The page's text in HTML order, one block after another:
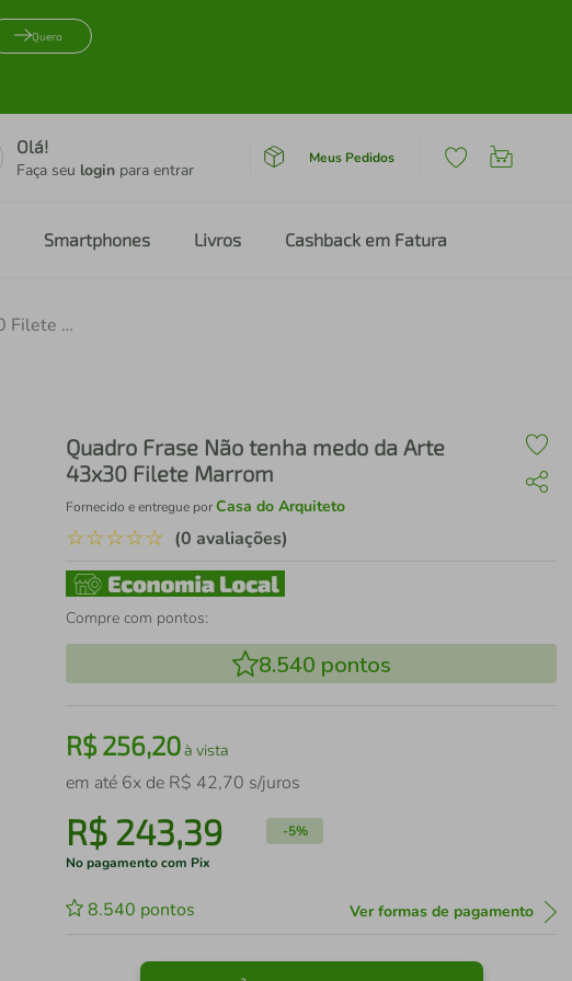
Quero
Olá!
Faça seu login para entrar
Meus Pedidos
Smartphones Livros Cashback em Fatura
Quadro Frase Não tenha medo da Arte 43x30 Filete Marrom
Quadro Frase Não tenha medo da Arte
43x30 Filete Marrom
Fornecido e entregue porCasa do Arquiteto
☆☆☆☆☆ (0 avaliações)
Compre com pontos:
8.540 pontos
R$256,20à vista
em até 6x de R$ 42,70 s/juros
R$ 243,39 -5%
No pagamento com Pix
8.540 pontos Ver formas de pagamento